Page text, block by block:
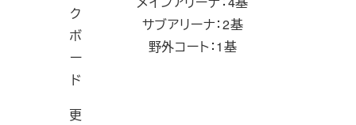
ク
ボ
ー
ド
サブアリーナ：2基
野外コート：1基
更